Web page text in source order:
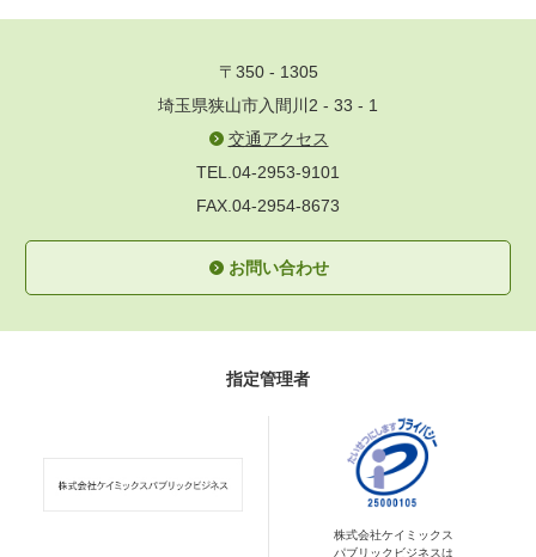
〒350 - 1305
埼玉県狭山市入間川2 - 33 - 1
交通アクセス
TEL.04-2953-9101
FAX.04-2954-8673
お問い合わせ
指定管理者
株式会社ケイミックス
パブリックビジネスは